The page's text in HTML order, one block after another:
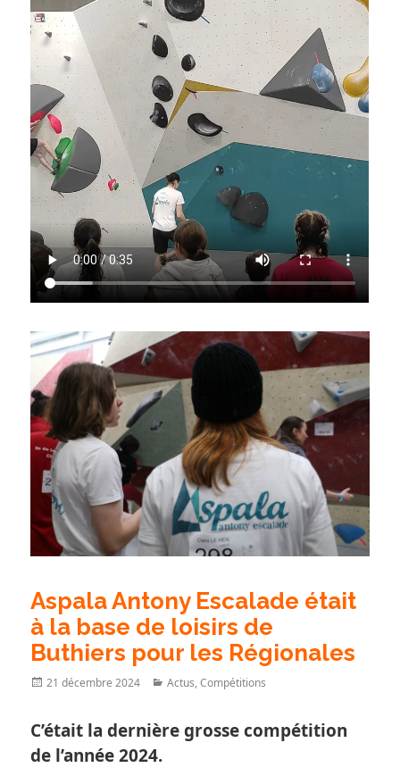
Aspala Antony Escalade était
à la base de loisirs de
Buthiers pour les Régionales
Posted
21 décembre 2024 Categories
Actus,Compétitions
C’était la dernière grosse compétition
de l’année 2024.